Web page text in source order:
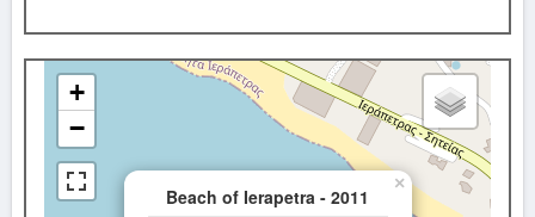
Beach of Ierapetra - 2011
×
+
−